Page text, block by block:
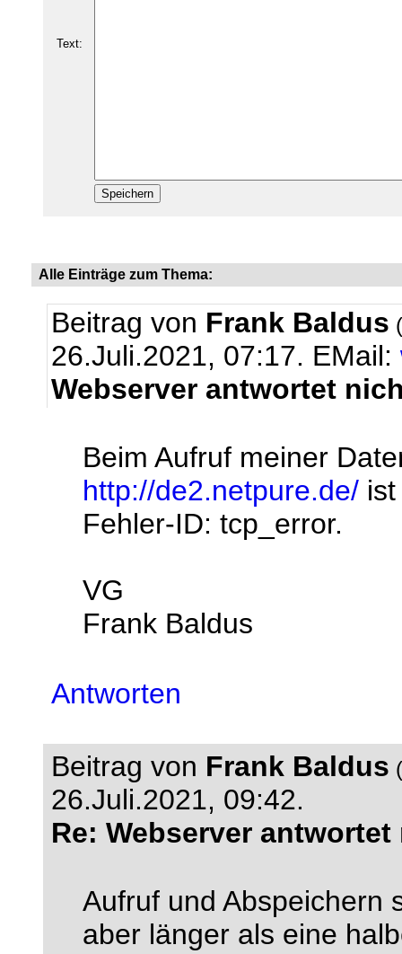
Text:
Alle Einträge zum Thema:
Beitrag von Frank Baldus
26.Juli.2021, 07:17. EMail:
Webserver antwortet
Beim Aufruf meiner
http://de2.netpure.de/
Fehler-ID: tcp_error.
VG
Frank Baldus
Antworten
Beitrag von Frank Baldus
26.Juli.2021, 09:42.
Re: Webserver
Aufruf und Abspeichern
aber länger als eine